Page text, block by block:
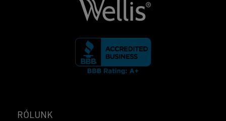
RÓLUNK